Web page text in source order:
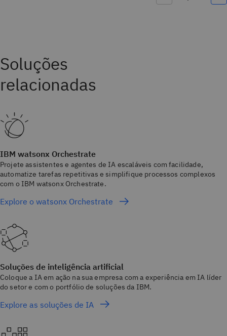
IBM watsonx Orchestrate
Projete assistentes e agentes de IA escaláveis com facilidade,
automatize tarefas repetitivas e simplifique processos complexos
com o IBM watsonx Orchestrate.
Explore o watsonx Orchestrate
Soluções de inteligência artificial
Coloque a IA em ação na sua empresa com a experiência em IA líder
do setor e com o portfólio de soluções da IBM.
Explore as soluções de IA